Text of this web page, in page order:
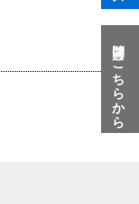
質問はこちらから